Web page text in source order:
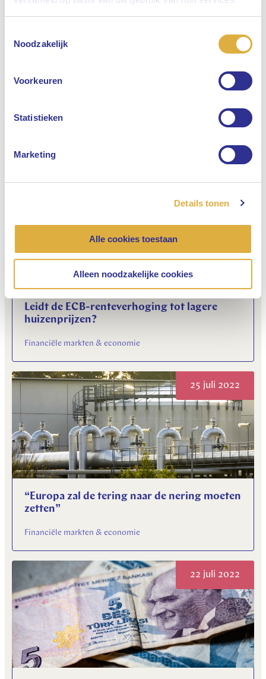
Noodzakelijk
Voorkeuren
Statistieken
Marketing
Details tonen
Alle cookies toestaan
Alleen noodzakelijke cookies
Hoe afhankelijk is de Nederlandse economie
Financiële markten & economie
Leidt de ECB-renteverhoging tot lagere
huizenprijzen?
Financiële markten & economie
25 juli 2022
“Europa zal de tering naar de nering moeten
zetten”
Financiële markten & economie
22 juli 2022